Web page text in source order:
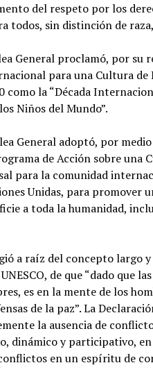
del respeto por los
todos, sin distinción de
General proclamó, por su
para una Cultura de
como la “Década
Niños del Mundo”.
General adoptó, por
de Acción sobre una
para la comunidad
Unidas, para promover
a toda la humanidad,
a raíz del concepto largo
de que “dado que
es en la mente de los
de la paz”. La
la ausencia de
dinámico y participativo,
en un espíritu de